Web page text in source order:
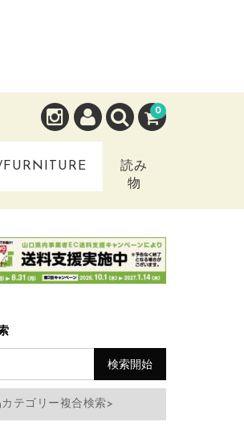
0
FURNITURE
読み
物
テゴリー複合検索>